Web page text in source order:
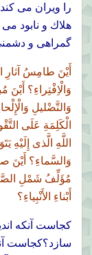
را ويران مى
هلاك و نابود
گمراهى و
أَيْنَ طامِسُ آثارِ
وَالْاِفْتِراءِ؟ أَيْنَ
وَالتَّضْليلِ
الْكَلِمَةِ عَلَى
اللَّهِ الَّذى إِلَيْهِ
وَالسَّماءِ؟ أَيْنَ
مُؤَلِّفُ شَمْلِ
أَبْناءِ الأَنْبِياءِ؟
كجاست آنكه
سازد؟كجاست